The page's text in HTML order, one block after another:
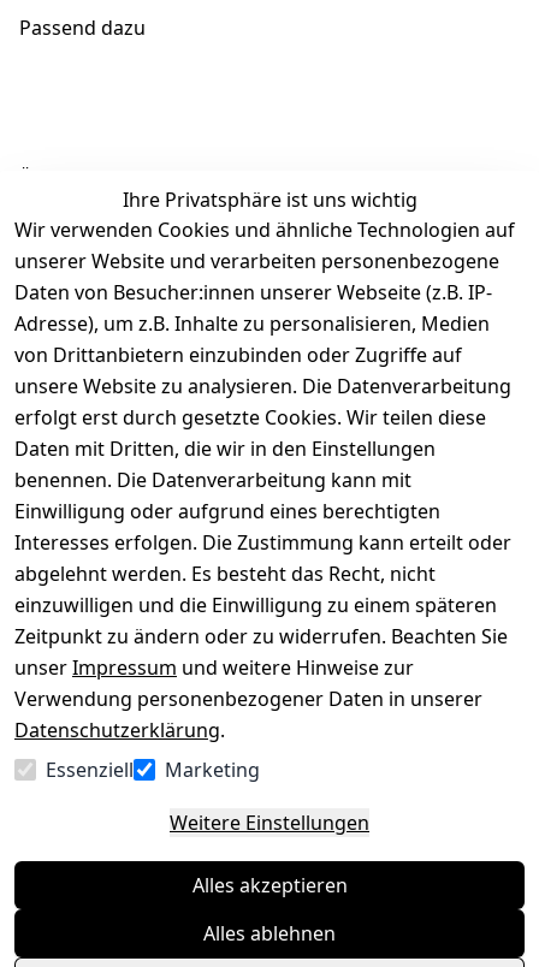
Passend dazu
Ähnliche Produkte
Ihre Privatsphäre ist uns wichtig
Wir verwenden Cookies und ähnliche Technologien auf
unserer Website und verarbeiten personenbezogene
Daten von Besucher:innen unserer Webseite (z.B. IP-
Adresse), um z.B. Inhalte zu personalisieren, Medien
von Drittanbietern einzubinden oder Zugriffe auf
unsere Website zu analysieren. Die Datenverarbeitung
erfolgt erst durch gesetzte Cookies. Wir teilen diese
Daten mit Dritten, die wir in den Einstellungen
benennen. Die Datenverarbeitung kann mit
Einwilligung oder aufgrund eines berechtigten
Interesses erfolgen. Die Zustimmung kann erteilt oder
abgelehnt werden. Es besteht das Recht, nicht
einzuwilligen und die Einwilligung zu einem späteren
Zeitpunkt zu ändern oder zu widerrufen. Beachten Sie
unserImpressum und weitere Hinweise zur
Verwendung personenbezogener Daten in unserer
Datenschutzerklärung.
Essenziell
Marketing
Weitere Einstellungen
Alles akzeptieren
Alles ablehnen
Rechtliches
AGB
Impressum
Datenschutze
rklärung
Barrierefreihe
itserklärung
Widerrufsrec
ht
Über uns
Kontakt
Registrieren
Kataloge zum
Download
Pflege &
Kundendienst
Kiefermöbel
Hilfe
Wir
versenden
mit
Zahle
bequem per
Vertrag
widerrufen